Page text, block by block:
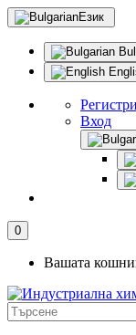
Език
Вход
0
Вашата